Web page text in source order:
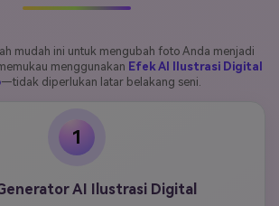
mudah ini untuk mengubah foto Anda menjadi
menggunakan Efek AI Ilustrasi Digital
—tidak diperlukan latar belakang seni.
1
AI Ilustrasi Digital